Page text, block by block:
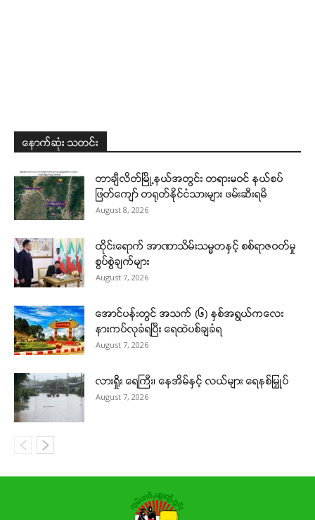
နောက်ဆုံး သတင်း
တာချီလိတ်မြို့နယ်အတွင်း တရားမဝင် နယ်စပ်
ဖြတ်ကျော် တရုတ်နိုင်ငံသားများ ဖမ်းဆီးရမိ
August 8, 2026
ထိုင်းရောက် အာဏာသိမ်းသမ္မတနှင့် စစ်ရာဇဝတ်မှု
စွပ်စွဲချက်များ
August 7, 2026
အောင်ပန်းတွင် အသက် (၆) နှစ်အရွယ်ကလေး
နားကပ်လုခံရပြီး ရေထဲပစ်ချခံရ
August 7, 2026
လားရှိုး ရေကြီး၊ နေအိမ်နှင့် လယ်များ ရေနစ်မြှုပ်
August 7, 2026